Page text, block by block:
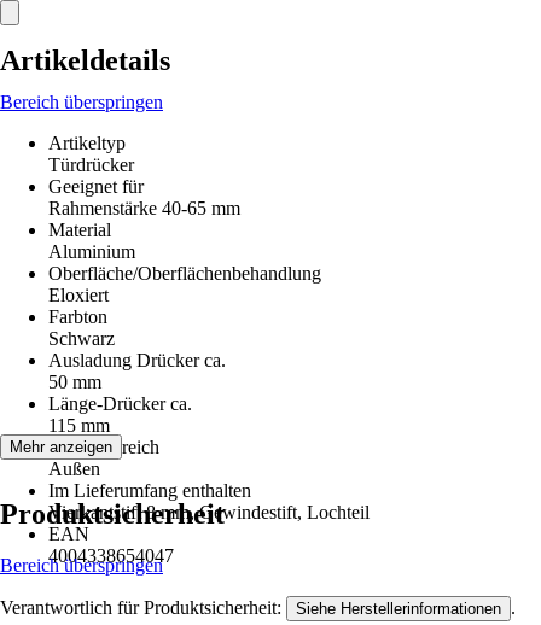
Artikeldetails
Bereich überspringen
Artikeltyp
Türdrücker
Geeignet für
Rahmenstärke 40-65 mm
Material
Aluminium
Oberfläche/Oberflächenbehandlung
Eloxiert
Farbton
Schwarz
Ausladung Drücker ca.
50 mm
Länge-Drücker ca.
115 mm
Einsatzbereich
Außen
Im Lieferumfang enthalten
Vierkantstift 8 mm, Gewindestift, Lochteil
EAN
4004338654047
Mehr anzeigen
Produktsicherheit
Bereich überspringen
Verantwortlich für Produktsicherheit: Siehe Herstellerinformationen .